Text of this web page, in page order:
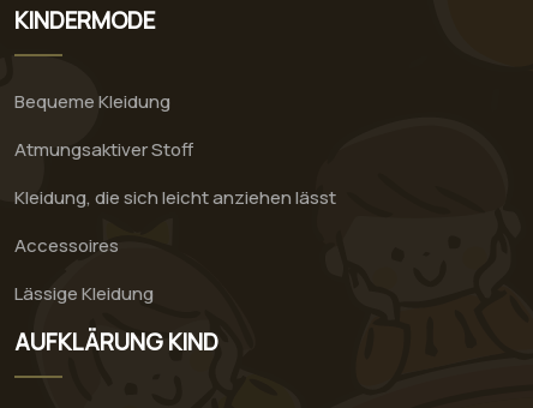
KINDERMODE
Bequeme Kleidung
Atmungsaktiver Stoff
Kleidung, die sich leicht anziehen lässt
Accessoires
Lässige Kleidung
AUFKLÄRUNG KIND